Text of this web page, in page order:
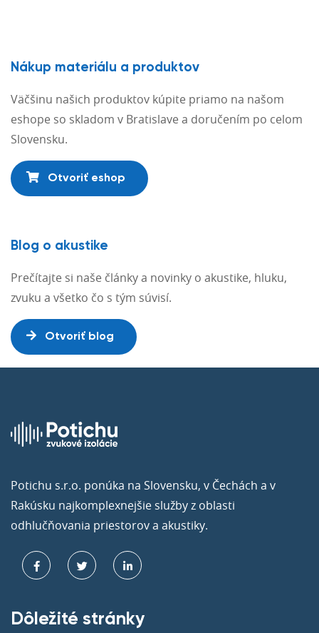
Nákup materiálu a produktov
Väčšinu našich produktov kúpite priamo na našom
eshope so skladom v Bratislave a doručením po celom
Slovensku.
Otvoriť eshop
Blog o akustike
Prečítajte si naše články a novinky o akustike, hluku,
zvuku a všetko čo s tým súvisí.
Otvoriť blog
Potichu s.r.o. ponúka na Slovensku, v Čechách a v
Rakúsku najkomplexnejšie služby z oblasti
odhlučňovania priestorov a akustiky.
Dôležité stránky